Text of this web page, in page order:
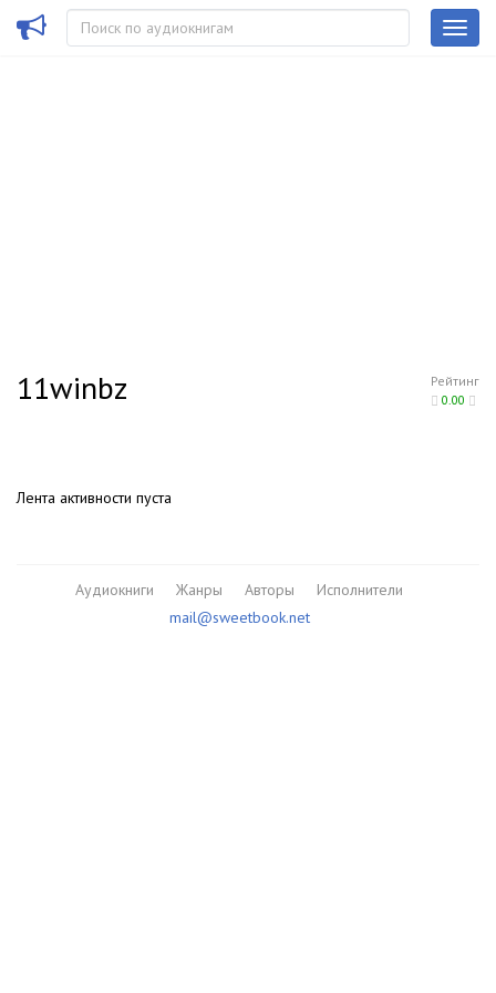
Рейтинг
0.00
11winbz
Лента активности пуста
Аудиокниги Жанры Авторы
Исполнители
mail@sweetbook.net